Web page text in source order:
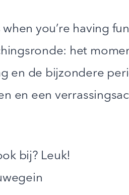
when you’re having
het
en de bijzondere
en een
bij? Leuk!